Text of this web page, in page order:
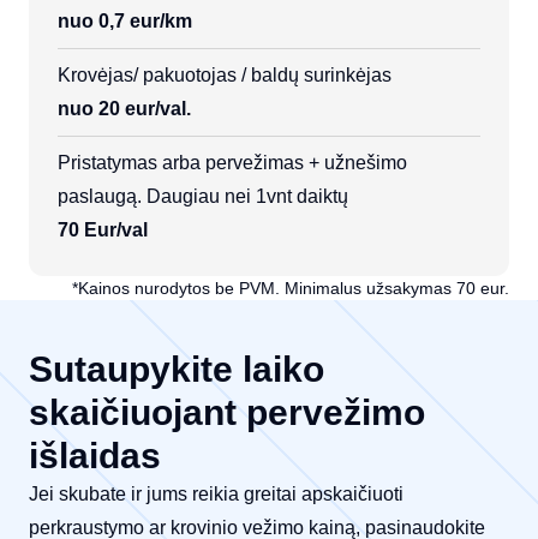
nuo 0,7 eur/km
Krovėjas/ pakuotojas / baldų surinkėjas
nuo 20 eur/val.
Pristatymas arba pervežimas + užnešimo
paslaugą. Daugiau nei 1vnt daiktų
70 Eur/val
*Kainos nurodytos be PVM. Minimalus užsakymas 70 eur.
Sutaupykite laiko
skaičiuojant pervežimo
išlaidas
Jei skubate ir jums reikia greitai apskaičiuoti
perkraustymo ar krovinio vežimo kainą, pasinaudokite